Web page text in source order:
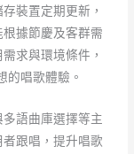
裝置定期更新，
據節慶及客群需
求與環境條件，
的唱歌體驗。
語曲庫選擇等主
跟唱，提升唱歌